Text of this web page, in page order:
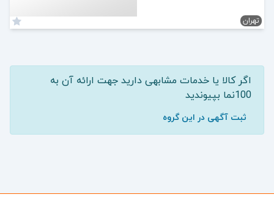
تهران
اگر کالا یا خدمات مشابهی دارید جهت ارائه آن به
100نما بپیوندید
ثبت آگهی در این گروه